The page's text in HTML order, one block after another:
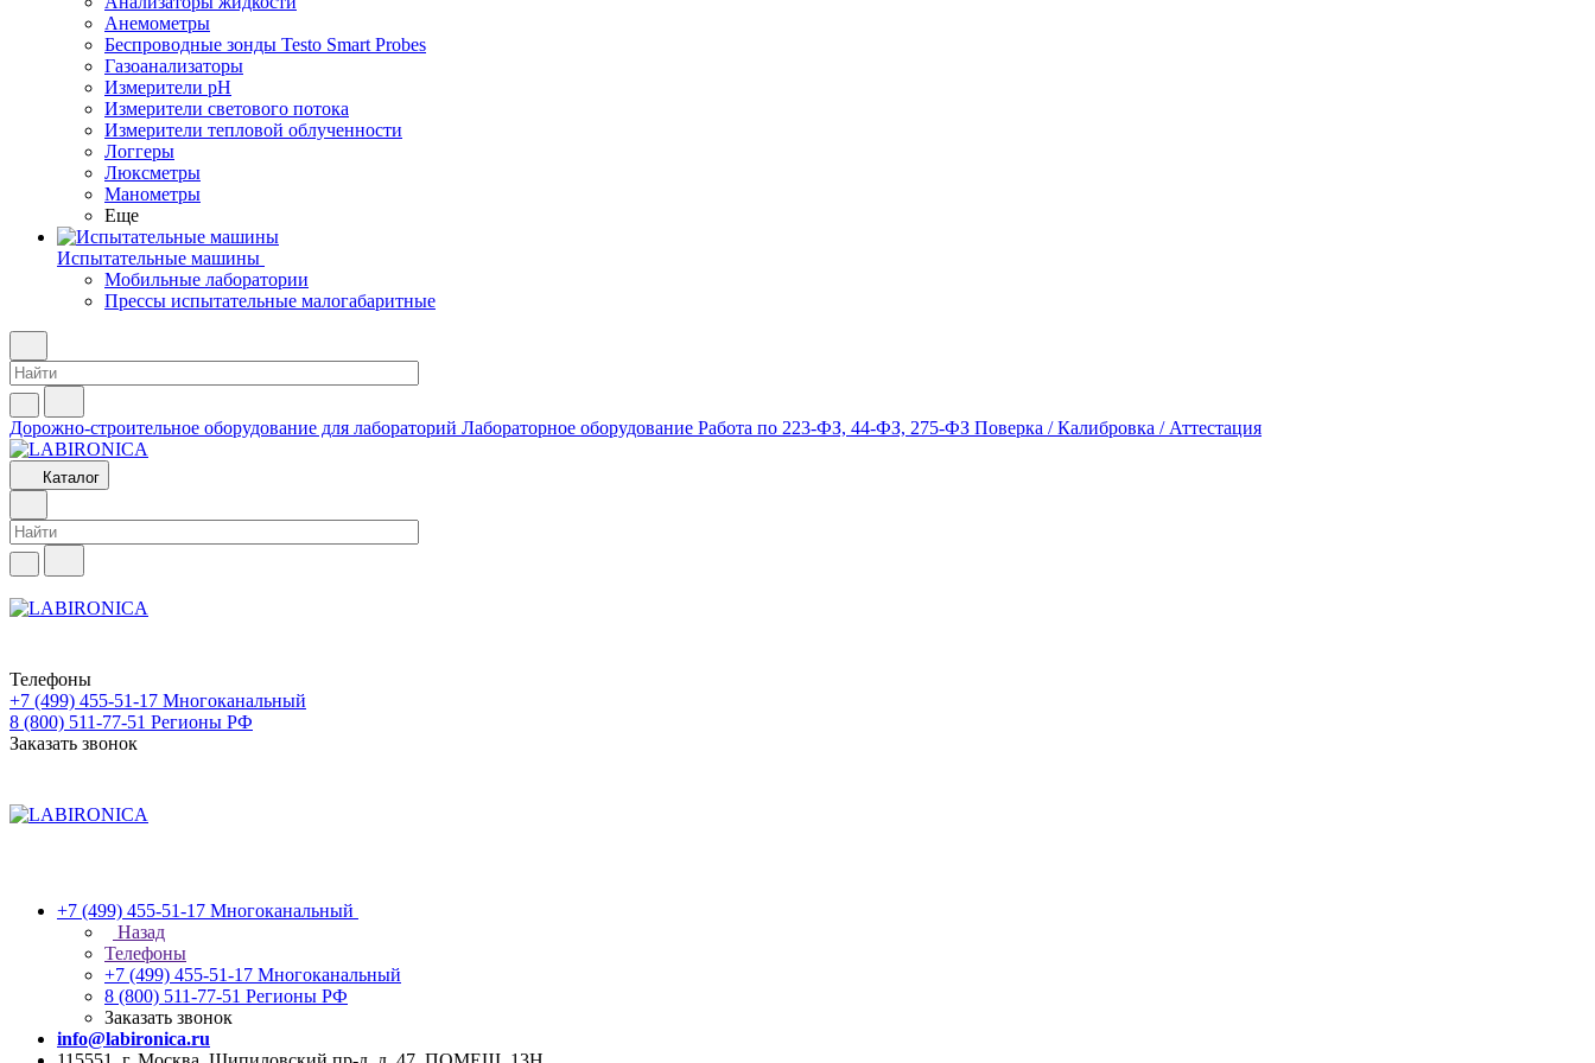
Анемометры
Беспроводные зонды Testo Smart Probes
Газоанализаторы
Измерители pH
Измерители светового потока
Измерители тепловой облученности
Логгеры
Люксметры
Манометры
Еще
Испытательные машины
Мобильные лаборатории
Прессы испытательные малогабаритные
Дорожно-строительное оборудование для лабораторий Лабораторное оборудование Работа по 223-ФЗ, 44-ФЗ, 275-ФЗ Поверка / Калибровка / Аттестация
Каталог
Телефоны
+7 (499) 455-51-17 Многоканальный
8 (800) 511-77-51 Регионы РФ
Заказать звонок
+7 (499) 455-51-17 Многоканальный
Назад
Телефоны
+7 (499) 455-51-17 Многоканальный
8 (800) 511-77-51 Регионы РФ
Заказать звонок
info@labironica.ru